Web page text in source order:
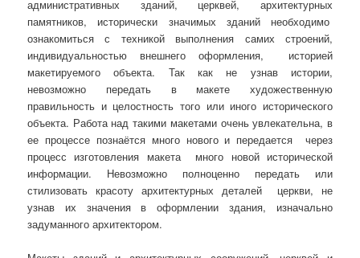
административных зданий, церквей, архитектурных
памятников, исторически значимых зданий необходимо
ознакомиться с техникой выполнения самих строений,
индивидуальностью внешнего оформления, историей
макетируемого объекта. Так как не узнав истории,
невозможно передать в макете художественную
правильность и целостность того или иного исторического
объекта. Работа над такими макетами очень увлекательна, в
ее процессе познаётся много нового и передается через
процесс изготовления макета много новой исторической
информации. Невозможно полноценно передать или
стилизовать красоту архитектурных деталей церкви, не
узнав их значения в оформлении здания, изначально
задуманного архитектором.